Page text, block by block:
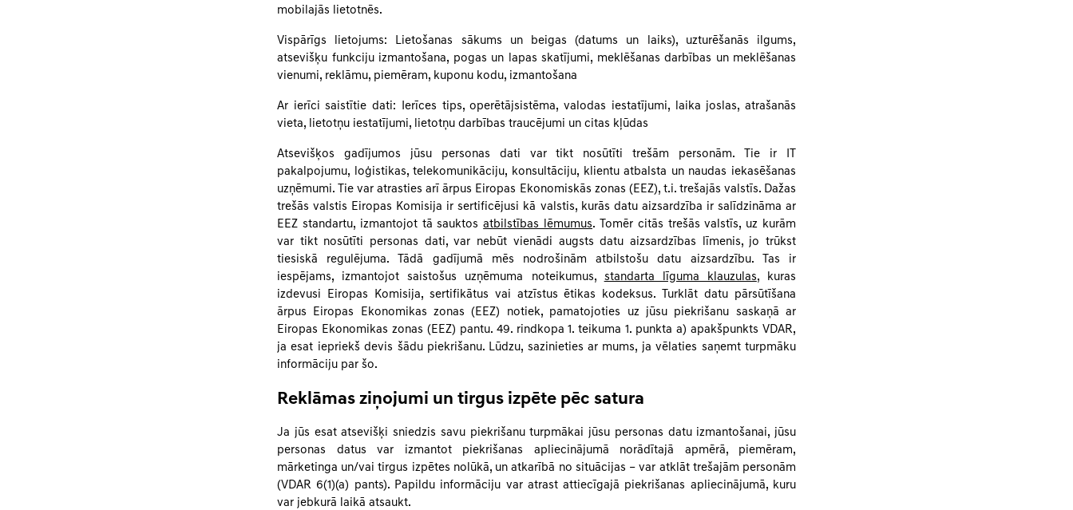
mobilajās lietotnēs.
Vispārīgs lietojums: Lietošanas sākums un beigas (datums un laiks), uzturēšanās ilgums,
atsevišķu funkciju izmantošana, pogas un lapas skatījumi, meklēšanas darbības un meklēšanas
vienumi, reklāmu, piemēram, kuponu kodu, izmantošana
Ar ierīci saistītie dati: Ierīces tips, operētājsistēma, valodas iestatījumi, laika joslas, atrašanās
vieta, lietotņu iestatījumi, lietotņu darbības traucējumi un citas kļūdas
Atsevišķos gadījumos jūsu personas dati var tikt nosūtīti trešām personām. Tie ir IT
pakalpojumu, loģistikas, telekomunikāciju, konsultāciju, klientu atbalsta un naudas iekasēšanas
uzņēmumi. Tie var atrasties arī ārpus Eiropas Ekonomiskās zonas (EEZ), t.i. trešajās valstīs. Dažas
trešās valstis Eiropas Komisija ir sertificējusi kā valstis, kurās datu aizsardzība ir salīdzināma ar
EEZ standartu, izmantojot tā sauktosatbilstības lēmumus. Tomēr citās trešās valstīs, uz kurām
var tikt nosūtīti personas dati, var nebūt vienādi augsts datu aizsardzības līmenis, jo trūkst
tiesiskā regulējuma. Tādā gadījumā mēs nodrošinām atbilstošu datu aizsardzību. Tas ir
iespējams, izmantojot saistošus uzņēmuma noteikumus, standarta līguma klauzulas, kuras
izdevusi Eiropas Komisija, sertifikātus vai atzīstus ētikas kodeksus. Turklāt datu pārsūtīšana
ārpus Eiropas Ekonomikas zonas (EEZ) notiek, pamatojoties uz jūsu piekrišanu saskaņā ar
Eiropas Ekonomikas zonas (EEZ) pantu. 49. rindkopa 1. teikuma 1. punkta a) apakšpunkts VDAR,
ja esat iepriekš devis šādu piekrišanu. Lūdzu, sazinieties ar mums, ja vēlaties saņemt turpmāku
informāciju par šo.
Reklāmas ziņojumi un tirgus izpēte pēc satura
Ja jūs esat atsevišķi sniedzis savu piekrišanu turpmākai jūsu personas datu izmantošanai, jūsu
personas datus var izmantot piekrišanas apliecinājumā norādītajā apmērā, piemēram,
mārketinga un/vai tirgus izpētes nolūkā, un atkarībā no situācijas – var atklāt trešajām personām
(VDAR 6(1)(a) pants). Papildu informāciju var atrast attiecīgajā piekrišanas apliecinājumā, kuru
var jebkurā laikā atsaukt.